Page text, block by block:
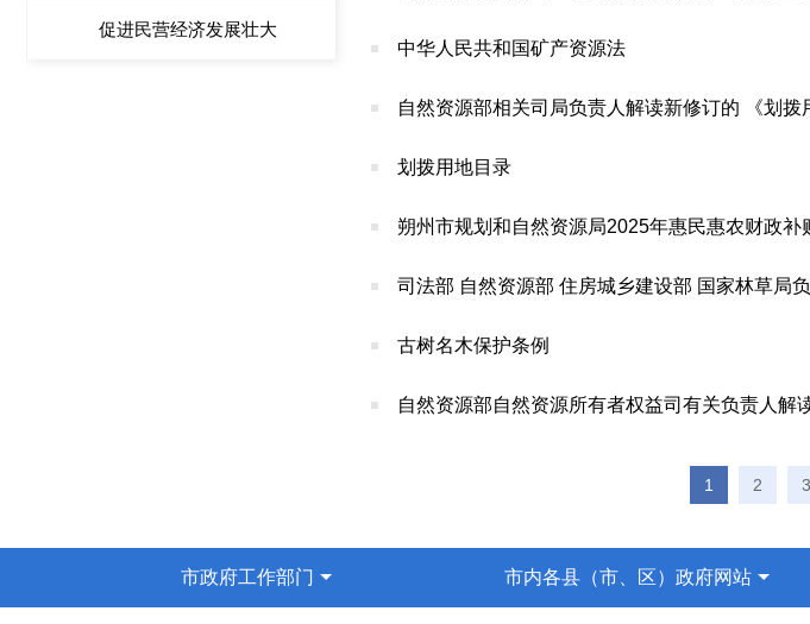
促进民营经济发展壮大
中华人民共和国矿产资源法
自然资源部相关司局负责人解读新修订的 《划拨
划拨用地目录
朔州市规划和自然资源局2025年惠民惠农财政补
司法部 自然资源部 住房城乡建设部 国家林草局
古树名木保护条例
自然资源部自然资源所有者权益司有关负责人解
1 2 3
市政府工作部门 市内各县（市、区）政府网站